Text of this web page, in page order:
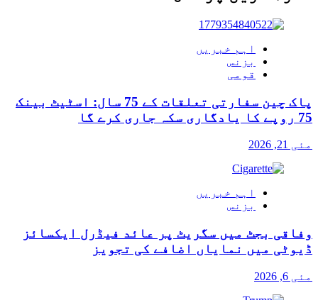
اہم خبریں
بزنس
قومی
پاک چین سفارتی تعلقات کے 75 سال: اسٹیٹ بینک
75 روپے کا یادگاری سکہ جاری کرے گا
مئی 21, 2026
اہم خبریں
بزنس
وفاقی بجٹ میں سگریٹ پر عائد فیڈرل ایکسائز
ڈیوٹی میں نمایاں اضافے کی تجویز
مئی 6, 2026